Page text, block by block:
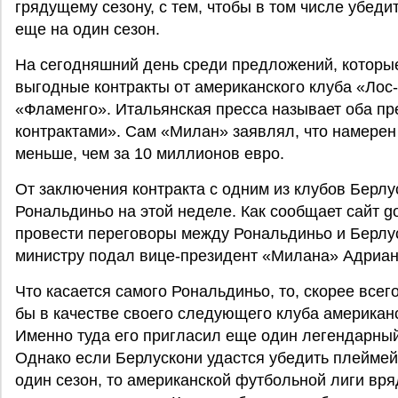
грядущему сезону, с тем, чтобы в том числе
еще на один сезон.
На сегодняшний день среди предложений,
выгодные контракты от американского клуба
«Фламенго». Итальянская пресса называет оба
контрактами». Сам «Милан» заявлял, что
меньше, чем за 10 миллионов евро.
От заключения контракта с одним из клубов
Рональдиньо на этой неделе. Как сообщает сайт
провести переговоры между Рональдиньо и
министру подал вице-президент «Милана»
Что касается самого Рональдиньо, то, скорее
бы в качестве своего следующего клуба
Именно туда его пригласил еще один
Однако если Берлускони удастся убедить
один сезон, то американской футбольной лиги